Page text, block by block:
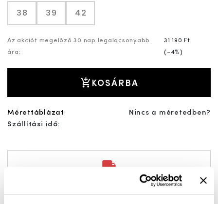
38 39 42
Az akciót megelőző 30 nap legalacsonyabb
ára:
31 190 Ft
(-4%)
KOSÁRBA
Mérettáblázat
Nincs a méretedben?
Szállítási idő:
Ingyenes kiszállítás 25 000 Ft felett